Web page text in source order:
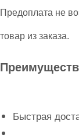
Предоплата не
товар из заказа.
Быстрая